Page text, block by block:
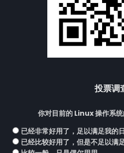
投票调
你对目前的 Linux 操作系
已经非常好用了，足以满足我的
已经比较好用了，但是不足以满